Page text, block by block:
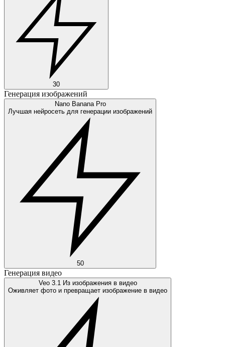
30
Генерация изображений
Nano Banana Pro
Лучшая нейросеть для генерации изображений
50
Генерация видео
Veo 3.1 Из изображения в видео
Оживляет фото и превращает изображение в видео